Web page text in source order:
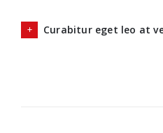
Curabitur eget leo at